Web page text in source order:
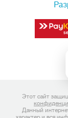
Этот сайт
Данный